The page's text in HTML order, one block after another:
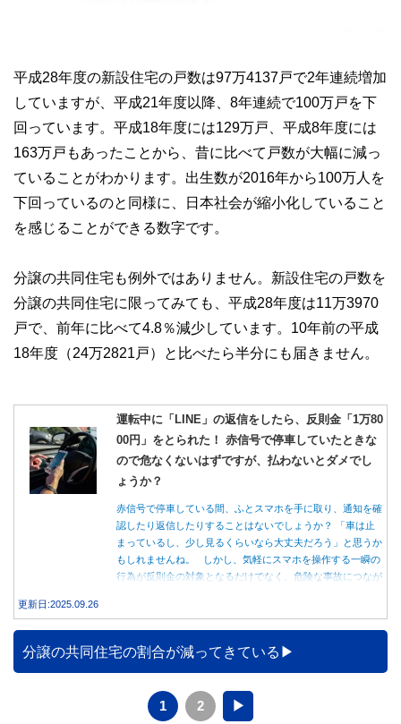
平成28年度の新設住宅の戸数は97万4137戸で2年連続増加
していますが、平成21年度以降、8年連続で100万戸を下
回っています。平成18年度には129万戸、平成8年度には
163万戸もあったことから、昔に比べて戸数が大幅に減っ
ていることがわかります。出生数が2016年から100万人を
下回っているのと同様に、日本社会が縮小化していること
を感じることができる数字です。
分譲の共同住宅も例外ではありません。新設住宅の戸数を
分譲の共同住宅に限ってみても、平成28年度は11万3970
戸で、前年に比べて4.8％減少しています。10年前の平成
18年度（24万2821戸）と比べたら半分にも届きません。
運転中に「LINE」の返信をしたら、反則金「1万80
00円」をとられた！ 赤信号で停車していたときな
ので危なくないはずですが、払わないとダメでし
ょうか？
赤信号で停車している間、ふとスマホを手に取り、通知を確
認したり返信したりすることはないでしょうか？ 「車は止
まっているし、少し見るくらいなら大丈夫だろう」と思うか
もしれませんね。 しかし、気軽にスマホを操作する一瞬の
行為が反則金の対象となるだけでなく、危険な事故につなが
更新日:2025.09.26
分譲の共同住宅の割合が減ってきている
1 2 ▶